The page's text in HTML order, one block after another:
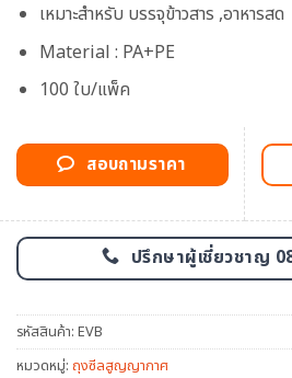
เหมาะสำหรับ บรรจุข้าวสาร ,อาหารสด
Material : PA+PE
100 ใบ/แพ็ค
สอบถามราคา
ปรึกษาผู้เชี่ยวชาญ
รหัสสินค้า: EVB
หมวดหมู่: ถุงซีลสูญญากาศ